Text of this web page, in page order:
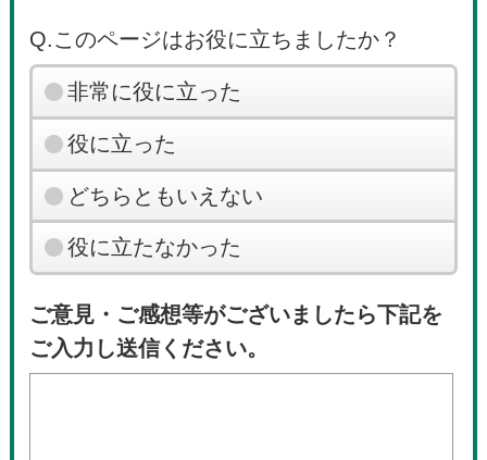
Q.このページはお役に立ちましたか？
非常に役に立った
役に立った
どちらともいえない
役に立たなかった
ご意見・ご感想等がございましたら下記を
ご入力し送信ください。